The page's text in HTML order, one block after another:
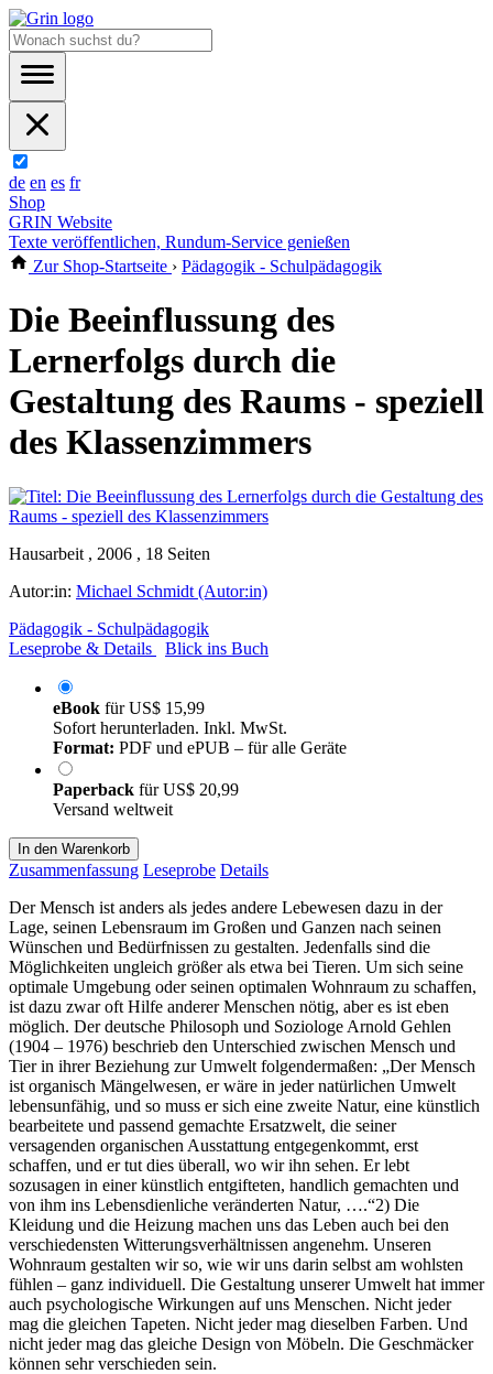
de en es fr
Shop
GRIN Website
Texte veröffentlichen, Rundum-Service genießen
Zur Shop-Startseite › Pädagogik - Schulpädagogik
Die Beeinflussung des
Lernerfolgs durch die
Gestaltung des Raums - speziell
des Klassenzimmers
Hausarbeit , 2006 , 18 Seiten
Autor:in: Michael Schmidt (Autor:in)
Pädagogik - Schulpädagogik
Leseprobe & Details
Blick ins Buch
eBook fürUS$ 15,99
Sofort herunterladen. Inkl. MwSt.
Format: PDF und ePUB – für alle Geräte
Paperback fürUS$ 20,99
Versand weltweit
In den Warenkorb
Zusammenfassung Leseprobe Details
Der Mensch ist anders als jedes andere Lebewesen dazu in der
Lage, seinen Lebensraum im Großen und Ganzen nach seinen
Wünschen und Bedürfnissen zu gestalten. Jedenfalls sind die
Möglichkeiten ungleich größer als etwa bei Tieren. Um sich seine
optimale Umgebung oder seinen optimalen Wohnraum zu schaffen,
ist dazu zwar oft Hilfe anderer Menschen nötig, aber es ist eben
möglich. Der deutsche Philosoph und Soziologe Arnold Gehlen
(1904 – 1976) beschrieb den Unterschied zwischen Mensch und
Tier in ihrer Beziehung zur Umwelt folgendermaßen: „Der Mensch
ist organisch Mängelwesen, er wäre in jeder natürlichen Umwelt
lebensunfähig, und so muss er sich eine zweite Natur, eine künstlich
bearbeitete und passend gemachte Ersatzwelt, die seiner
versagenden organischen Ausstattung entgegenkommt, erst
schaffen, und er tut dies überall, wo wir ihn sehen. Er lebt
sozusagen in einer künstlich entgifteten, handlich gemachten und
von ihm ins Lebensdienliche veränderten Natur, ….“2) Die
Kleidung und die Heizung machen uns das Leben auch bei den
verschiedensten Witterungsverhältnissen angenehm. Unseren
Wohnraum gestalten wir so, wie wir uns darin selbst am wohlsten
fühlen – ganz individuell. Die Gestaltung unserer Umwelt hat immer
auch psychologische Wirkungen auf uns Menschen. Nicht jeder
mag die gleichen Tapeten. Nicht jeder mag dieselben Farben. Und
nicht jeder mag das gleiche Design von Möbeln. Die Geschmäcker
können sehr verschieden sein.